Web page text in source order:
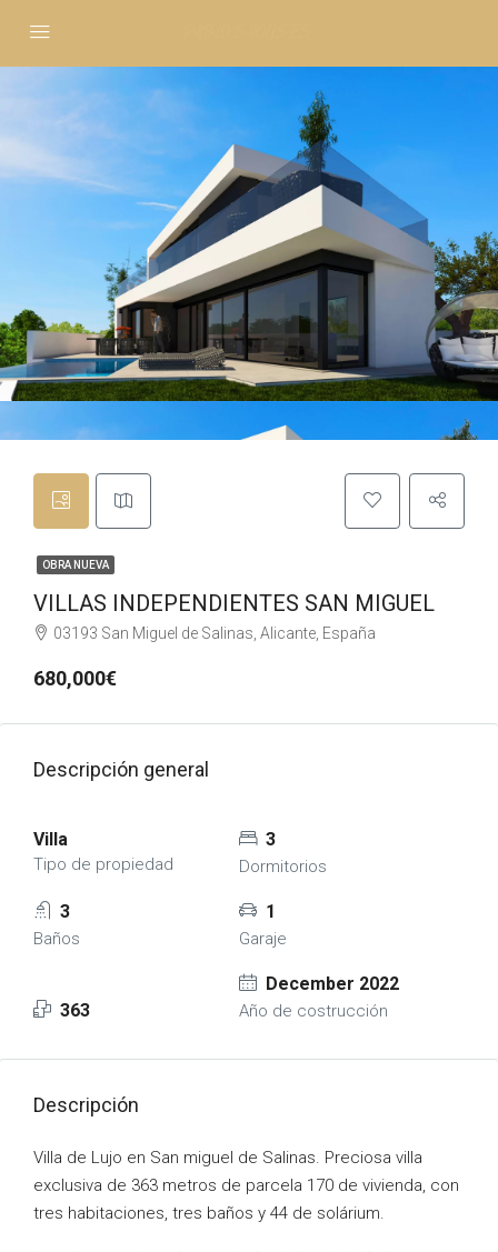
OBRA NUEVA
VILLAS INDEPENDIENTES SAN MIGUEL
03193 San Miguel de Salinas, Alicante, España
680,000€
Descripción general
Villa
Tipo de propiedad
3
Dormitorios
3
Baños
1
Garaje
363
December 2022
Año de costrucción
Descripción
Villa de Lujo en San miguel de Salinas. Preciosa villa
exclusiva de 363 metros de parcela 170 de vivienda, con
tres habitaciones, tres baños y 44 de solárium.